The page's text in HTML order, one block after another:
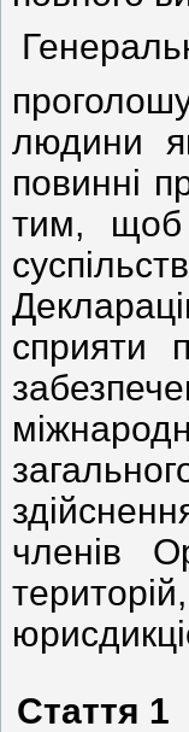
людини
повинні
тим, щоб
сприяти
членів
Стаття 1